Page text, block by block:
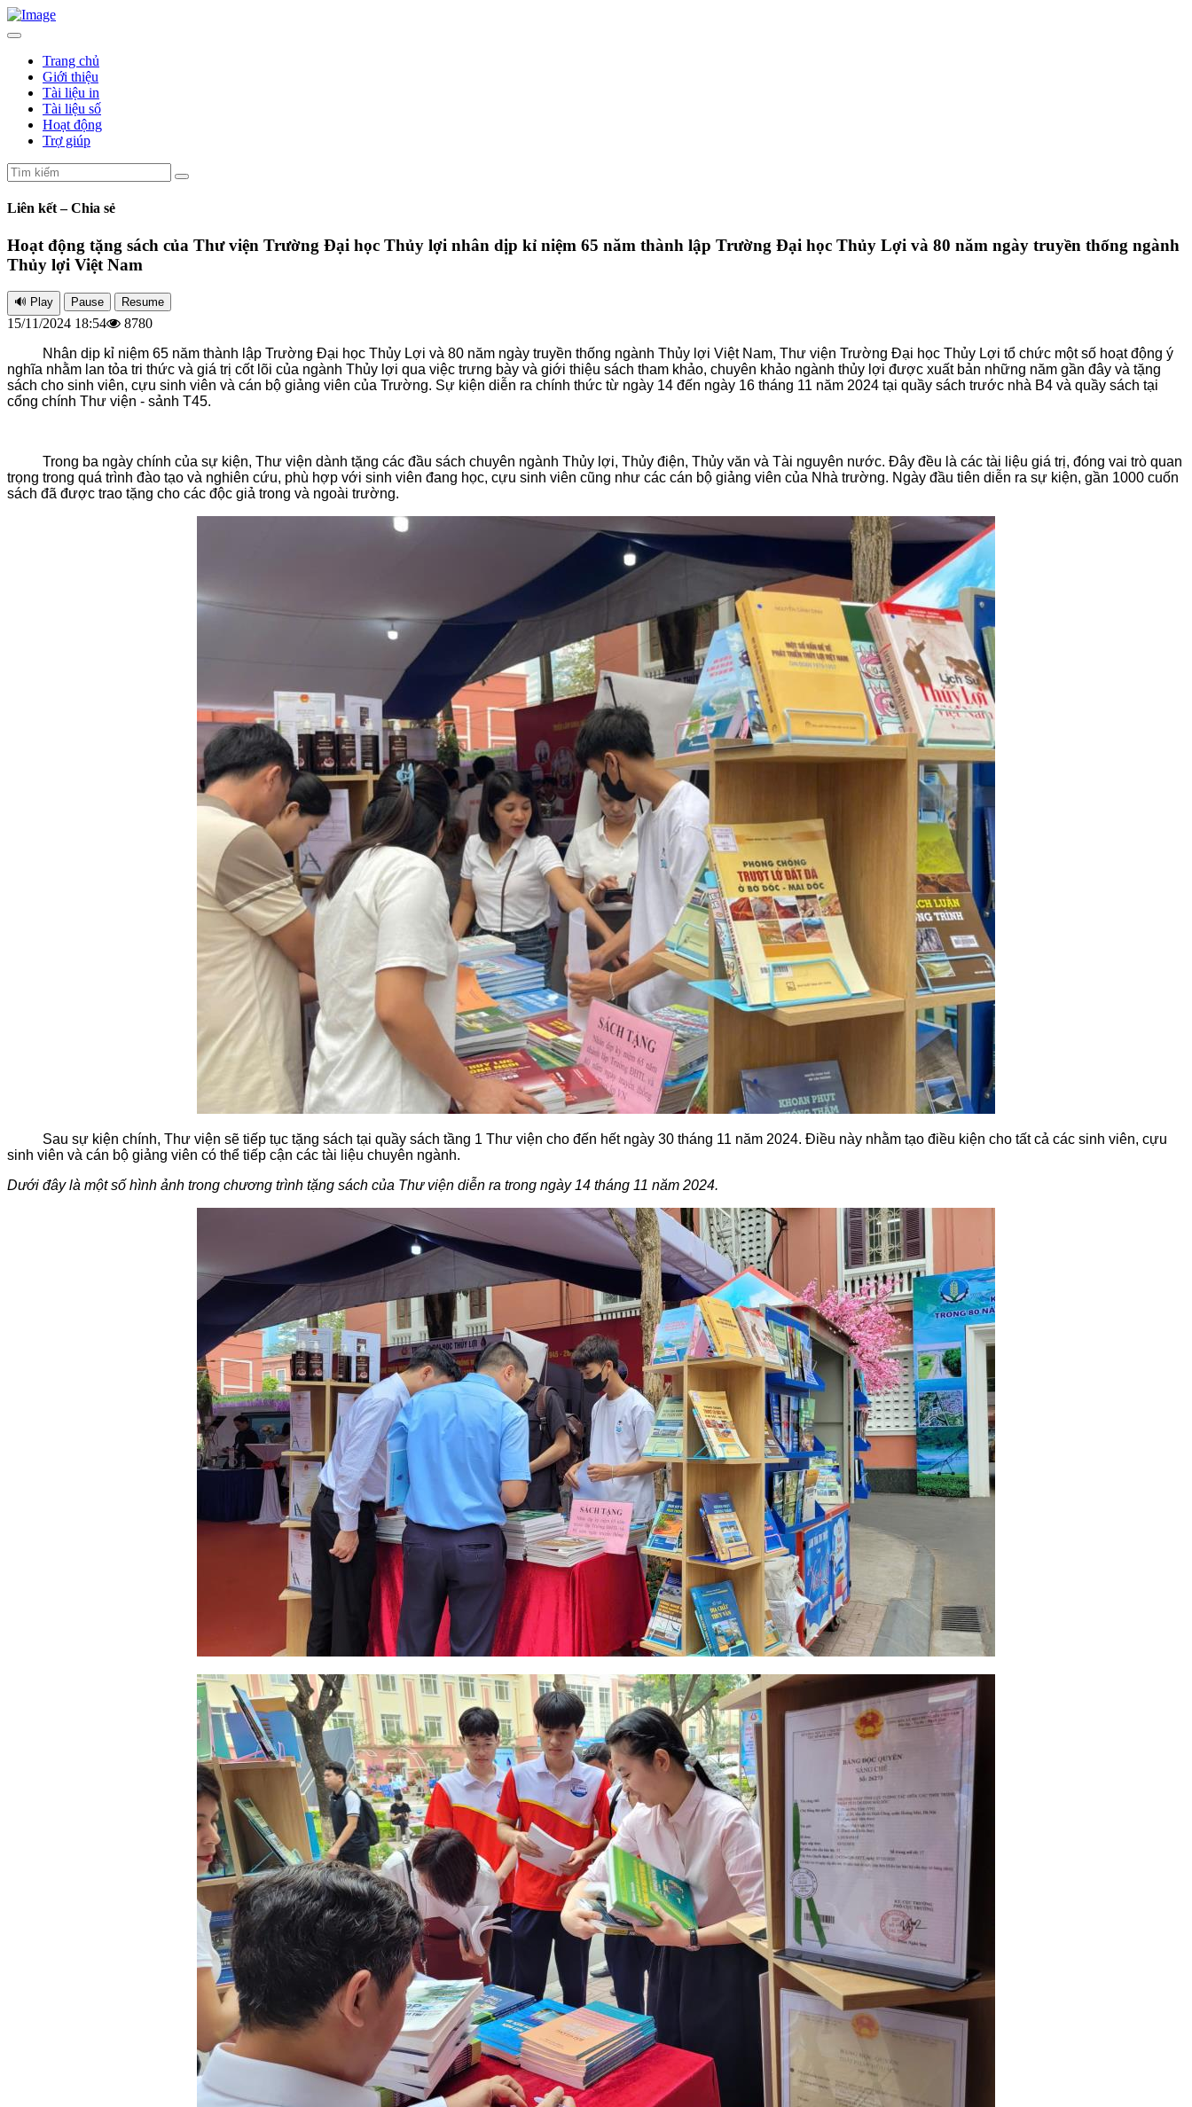
Trang chủ
Giới thiệu
Tài liệu in
Tài liệu số
Hoạt động
Trợ giúp
Liên kết – Chia sẻ
Hoạt động tặng sách của Thư viện Trường Đại học Thủy lợi nhân dịp kỉ niệm 65 năm thành lập Trường Đại học Thủy Lợi và 80 năm ngày truyền thống ngành
Thủy lợi Việt Nam
15/11/2024 18:54
8780
Nhân dịp kỉ niệm 65 năm thành lập Trường Đại học Thủy Lợi và 80 năm ngày truyền thống ngành Thủy lợi Việt Nam, Thư viện Trường Đại học Thủy Lợi tổ chức một số hoạt động ý
nghĩa nhằm lan tỏa tri thức và giá trị cốt lõi của ngành Thủy lợi qua việc trưng bày và giới thiệu sách tham khảo, chuyên khảo ngành thủy lợi được xuất bản những năm gần đây và tặng
sách cho sinh viên, cựu sinh viên và cán bộ giảng viên của Trường. Sự kiện diễn ra chính thức từ ngày 14 đến ngày 16 tháng 11 năm 2024 tại quầy sách trước nhà B4 và quầy sách tại
cổng chính Thư viện - sảnh T45.
Trong ba ngày chính của sự kiện, Thư viện dành tặng các đầu sách chuyên ngành Thủy lợi, Thủy điện, Thủy văn và Tài nguyên nước. Đây đều là các tài liệu giá trị, đóng vai trò quan
trọng trong quá trình đào tạo và nghiên cứu, phù hợp với sinh viên đang học, cựu sinh viên cũng như các cán bộ giảng viên của Nhà trường. Ngày đầu tiên diễn ra sự kiện, gần 1000 cuốn
sách đã được trao tặng cho các độc giả trong và ngoài trường.
Sau sự kiện chính, Thư viện sẽ tiếp tục tặng sách tại quầy sách tầng 1 Thư viện cho đến hết ngày 30 tháng 11 năm 2024. Điều này nhằm tạo điều kiện cho tất cả các sinh viên, cựu
sinh viên và cán bộ giảng viên có thể tiếp cận các tài liệu chuyên ngành.
Dưới đây là một số hình ảnh trong chương trình tặng sách của Thư viện diễn ra trong ngày 14 tháng 11 năm 2024.